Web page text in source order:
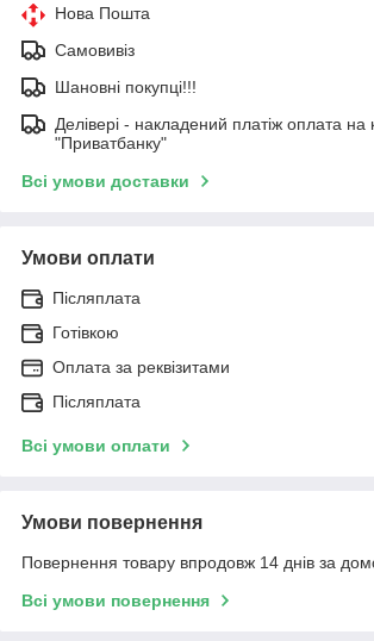
Нова Пошта
Самовивіз
Шановні покупці!!!
Делівері - накладений платіж оплата на
"Приватбанку"
Всі умови доставки
Умови оплати
Післяплата
Готівкою
Оплата за реквізитами
Післяплата
Всі умови оплати
Умови повернення
Повернення товару впродовж 14 днів за
Всі умови повернення